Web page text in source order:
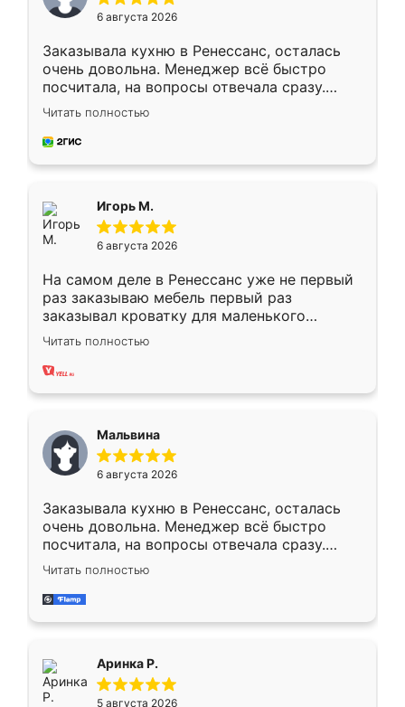
6 августа 2026
Заказывала кухню в Ренессанс, осталась
очень довольна. Менеджер всё быстро
посчитала, на вопросы отвечала сразу.
Замерщик приехал в субботу, подошёл к
делу со всей ответственностью. Собрали
за день, ребята работали аккуратно, даже
Читать полностью
Игорь М.
6 августа 2026
На самом деле в Ренессанс уже не первый
раз заказываю мебель первый раз
заказывал кроватку для маленького
ребёнка при его рождении ,во второй раз
заказал шкаф-купе. По качеству очень
хорошее сборка достаточно быстрая,
меньше, здесь же он более разнообразный.
Мне нравится ,если что-то потребуется из
мебели буду заказывать только здесь.
Читать полностью
Мальвина
6 августа 2026
Заказывала кухню в Ренессанс, осталась
очень довольна. Менеджер всё быстро
посчитала, на вопросы отвечала сразу.
Замерщик приехал в субботу, подошёл к
делу со всей ответственностью. Собрали
за день, ребята работали аккуратно, даже
Читать полностью
Аринка Р.
5 августа 2026